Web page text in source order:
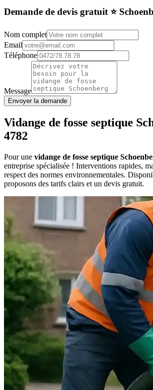
Demande de devis gratuit ⭐️
Nom complet
Email
Téléphone
Message
Envoyer la demande
Vidange de fosse septique
4782
Pour une vidange de fosse septique
entreprise spécialisée ! Interventions rapides,
respect des normes environnementales.
proposons des tarifs clairs et un devis gratuit.